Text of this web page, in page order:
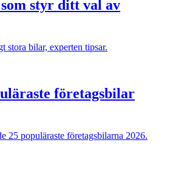
styr ditt val av
bilar, experten tipsar.
företagsbilar
25 populäraste företagsbilarna 2026.